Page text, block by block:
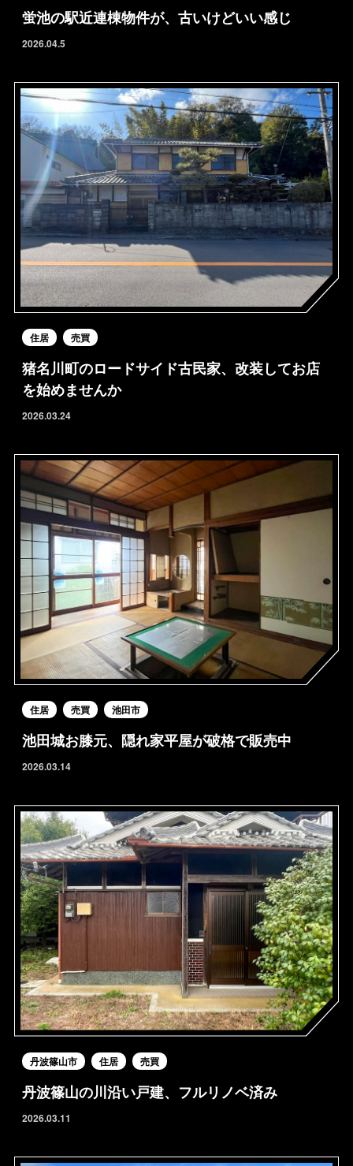
HOME
FOR SALE
FOR RENT
BLOG
ABOUT
CONTACT
蛍池の駅近連棟物件が、古いけどいい感じ
2026.04.5
住居 売買
猪名川町のロードサイド古民家、改装してお店
を始めませんか
2026.03.24
住居 売買 池田市
池田城お膝元、隠れ家平屋が破格で販売中
2026.03.14
丹波篠山市 住居 売買
丹波篠山の川沿い戸建、フルリノベ済み
2026.03.11